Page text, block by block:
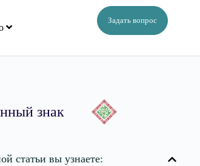
Задать вопрос
знак
статьи вы узнаете: